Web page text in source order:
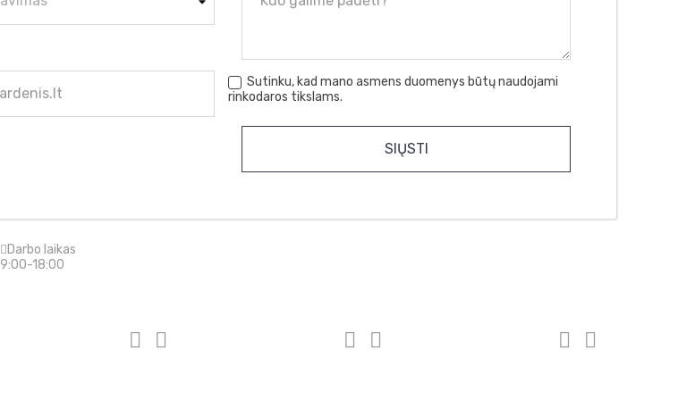
Sutinku, kad mano asmens duomenys būtų naudojami
rinkodaros tikslams.
Darbo laikas
9:00-18:00
     